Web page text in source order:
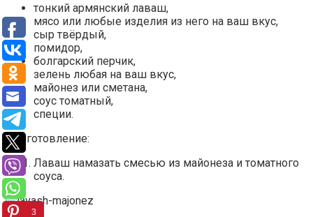
тонкий армянский лаваш,
мясо или любые изделия из него на ваш вкус,
сыр твёрдый,
помидор,
болгарский перчик,
зелень любая на ваш вкус,
майонез или сметана,
соус томатный,
специи.
Приготовление:
Лаваш намазать смесью из майонеза и томатного
соуса.
3